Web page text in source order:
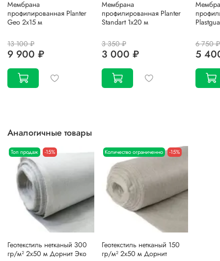
Мембрана
профилированная Planter
Geo 2х15 м
13 100 ₽
9 900 ₽
Мембрана
профилированная Planter
Standart 1х20 м
3 350 ₽
3 000 ₽
6 750 ₽
5
Аналогичные товары
Топ продаж -15%
Геотекстиль нетканый 300
гр/м² 2х50 м Дорнит Эко
Количество ограниченно -15%
Геотекстиль нетканый 150
гр/м² 2х50 м Дорнит